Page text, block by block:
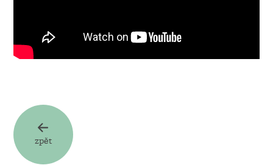
zpět